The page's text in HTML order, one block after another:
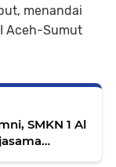
menandai
Aceh-Sumut
SMKN 1 Al